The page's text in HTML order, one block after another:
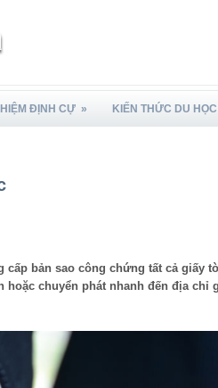
ĐỊNH CỰ » KIẾN THỨC DU HỌC
bản sao công chứng tất cả giấy
chuyển phát nhanh đến địa chỉ